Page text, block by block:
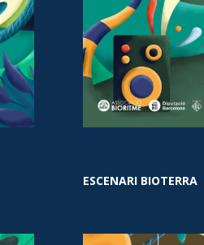
ESCENARI BIOTERRA